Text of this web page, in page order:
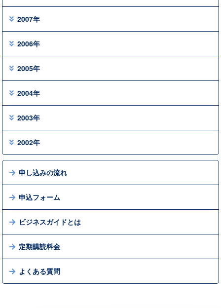
2007年
2006年
2005年
2004年
2003年
2002年
申し込みの流れ
申込フォーム
ビジネスガイドとは
定期購読料金
よくある質問